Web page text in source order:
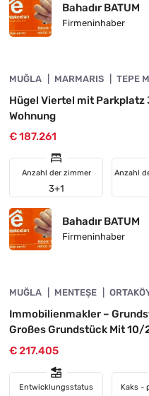
Bahadır BATUM
Firmeninhaber
VORGESTELLT
MUĞLA MARMARIS TEPE
Hügel Viertel mit Parkplatz
Wohnung
€ 187.261
Anzahl der zimmer
3+1
Anzahl
Bahadır BATUM
Firmeninhaber
INVESTITION
MUĞLA MENTEŞE
Immobilienmakler –
Großes Grundstück Mit
€ 217.405
Entwicklungsstatus Kaks -